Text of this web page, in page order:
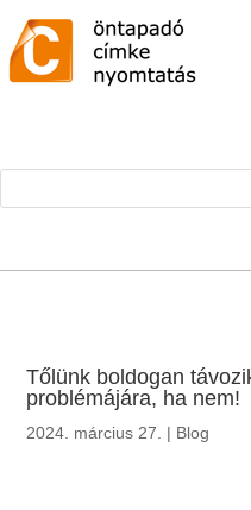
Tőlünk boldogan
problémájára, ha nem!
2024. március 27. | Blog